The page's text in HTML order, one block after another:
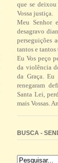
que se deixou
Vossa justiça.
Meu Senhor
desagravo
perseguições
tantos e
Eu Vos peço
da violência
da Graça. Eu
renegaram
Santa Lei,
mais Vossas.
BUSCA -